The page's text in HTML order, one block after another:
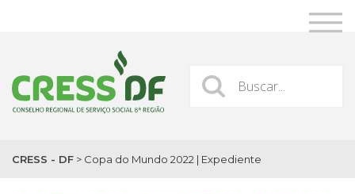
CRESS - DF > Copa do Mundo 2022 | Expediente